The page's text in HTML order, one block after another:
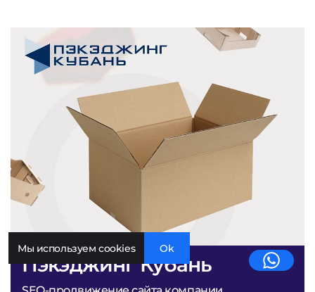
Пэкэджинг Кубань
Мы используем cookies Ok